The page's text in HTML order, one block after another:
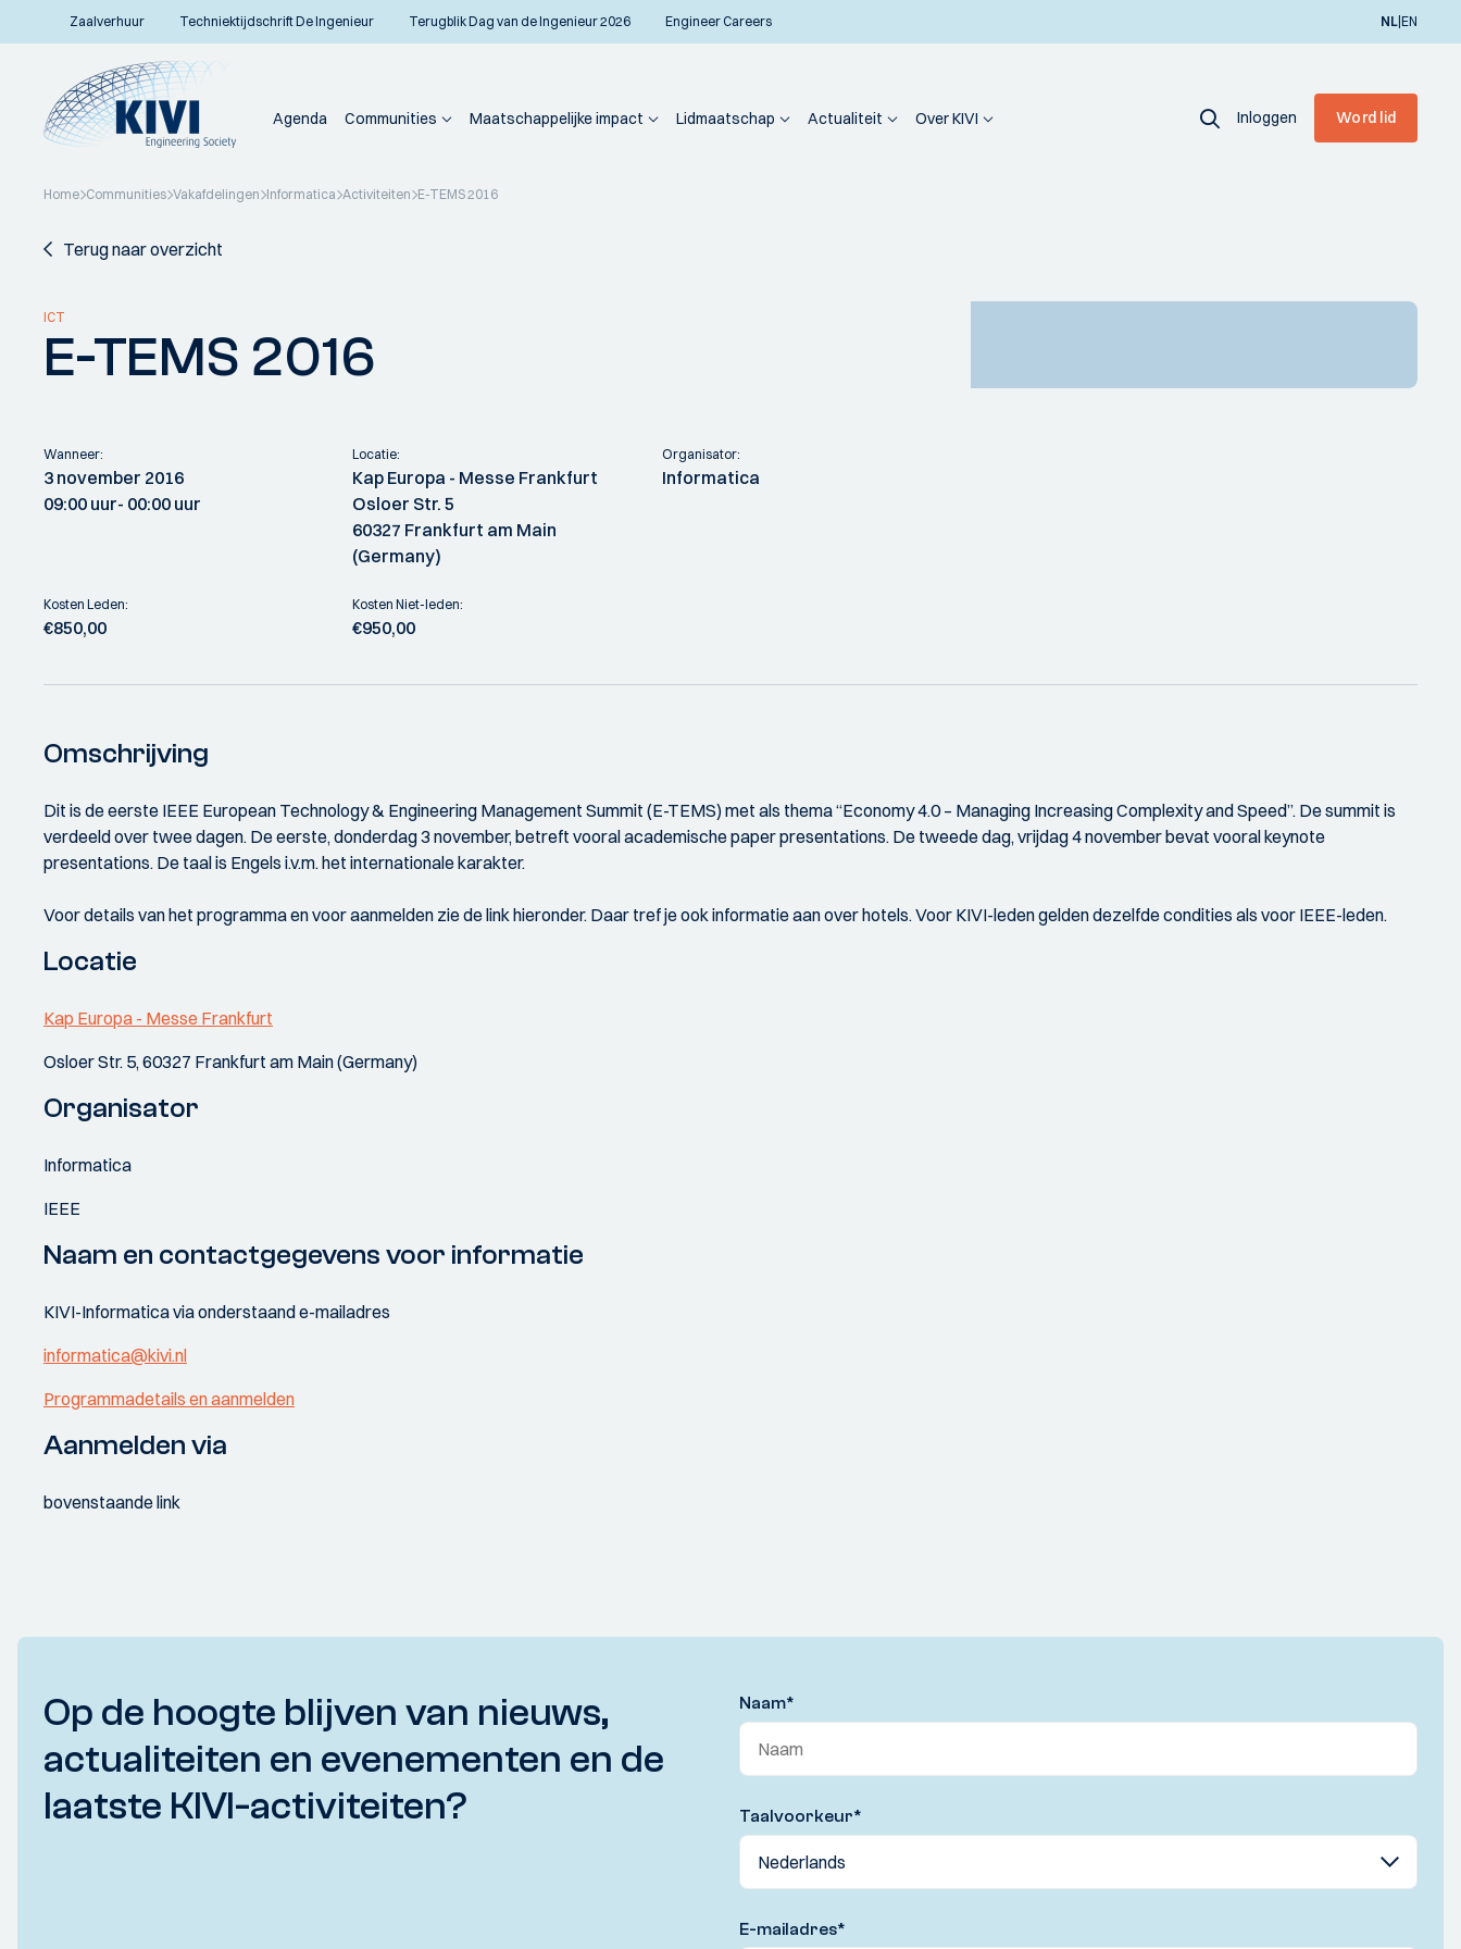
Zaalverhuur Techniektijdschrift De Ingenieur Terugblik Dag van de Ingenieur 2026 Engineer Careers NL|EN
Agenda Communities Maatschappelijke impact Lidmaatschap Actualiteit Over KIVI Inloggen Word lid
Home Communities Vakafdelingen Informatica Activiteiten E-TEMS 2016
Terug naar overzicht
ICT
E-TEMS 2016
Wanneer:
3 november 2016
09:00 uur- 00:00 uur
Locatie:
Kap Europa - Messe Frankfurt
Osloer Str. 5
60327 Frankfurt am Main
(Germany)
Organisator:
Informatica
Kosten Leden:
€850,00
Kosten Niet-leden:
€950,00
Omschrijving
Dit is de eerste IEEE European Technology & Engineering Management Summit (E-TEMS) met als thema “Economy 4.0 – Managing Increasing Complexity and Speed”. De summit is
verdeeld over twee dagen. De eerste, donderdag 3 november, betreft vooral academische paper presentations. De tweede dag, vrijdag 4 november bevat vooral keynote
presentations. De taal is Engels i.v.m. het internationale karakter.
Voor details van het programma en voor aanmelden zie de link hieronder. Daar tref je ook informatie aan over hotels. Voor KIVI-leden gelden dezelfde condities als voor IEEE-leden.
Locatie
Kap Europa - Messe Frankfurt
Osloer Str. 5, 60327 Frankfurt am Main (Germany)
Organisator
Informatica
IEEE
Naam en contactgegevens voor informatie
KIVI-Informatica via onderstaand e-mailadres
informatica@kivi.nl
Programmadetails en aanmelden
Aanmelden via
bovenstaande link
Op de hoogte blijven van nieuws,
actualiteiten en evenementen en de
laatste KIVI-activiteiten?
Naam*
Taalvoorkeur*
E-mailadres*